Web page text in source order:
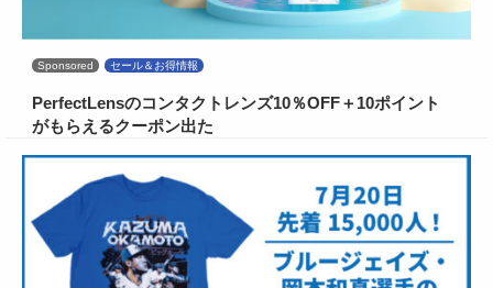
Sponsored セール＆お得情報
PerfectLensのコンタクトレンズ10％OFF＋10ポイント
がもらえるクーポン出た